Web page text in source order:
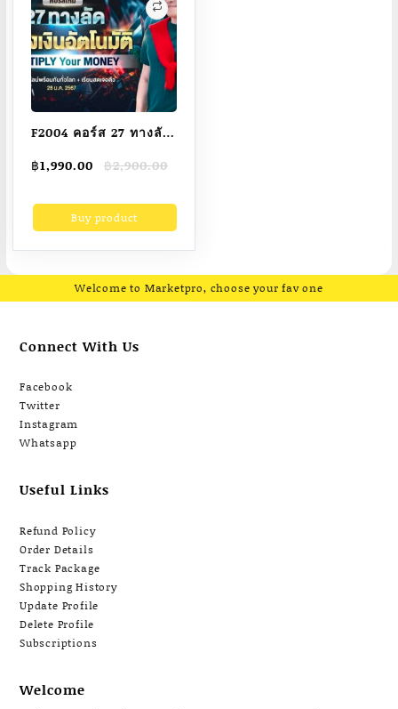
F2004 คอร์ส 27 ทางลัด
Manifest Money
฿2,900.00
Original
was:
฿2,900.00.
฿1,990.00
Current
is:
฿1,990.00.Buy product
Welcome to Marketpro, choose your fav one
Connect With Us
Facebook
Twitter
Instagram
Whatsapp
Useful Links
Refund Policy
Order Details
Track Package
Shopping History
Update Profile
Delete Profile
Subscriptions
Welcome